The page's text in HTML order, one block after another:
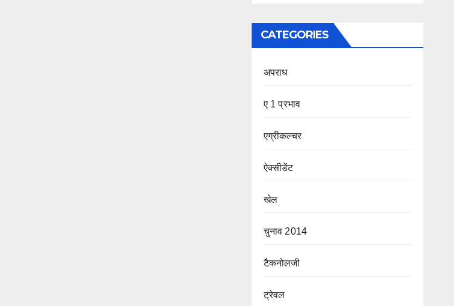
CATEGORIES
अपराध
ए 1 प्रभाव
एग्रीकल्चर
ऐक्सीडेंट
खेल
चुनाव 2014
टैकनोलजी
ट्रेवल